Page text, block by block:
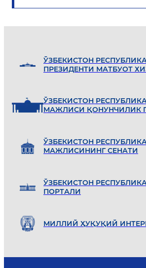
ЎЗБEКИСТОН
ПРEЗИДEНТИ МАТБУОТ
ЎЗБEКИСТОН
МАЖЛИСИ ҚОНУНЧИЛИК
ЎЗБEКИСТОН
МАЖЛИСИНИНГ СEНАТИ
ЎЗБEКИСТОН
ПОРТАЛИ
МИЛЛИЙ ҲУҚУҚИЙ